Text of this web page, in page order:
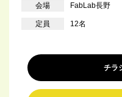
会場 FabLab長野
定員 12名
チラ